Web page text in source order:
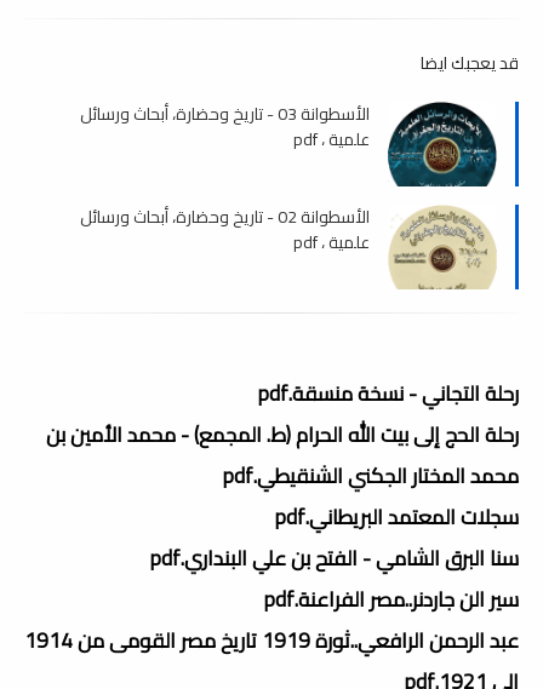
قد يعجبك ايضا
الأسطوانة 03 - تاريخ وحضارة، أبحاث ورسائل
علمية ، pdf
الأسطوانة 02 - تاريخ وحضارة، أبحاث ورسائل
علمية ، pdf
رحلة التجاني - نسخة منسقة.pdf
رحلة الحج إلى بيت الله الحرام (ط. المجمع) - محمد الأمين بن
محمد المختار الجكني الشنقيطي.pdf
سجلات المعتمد البريطاني.pdf
سنا البرق الشامي - الفتح بن علي البنداري.pdf
سير الن جاردنر..مصر الفراعنة.pdf
عبد الرحمن الرافعي..ثورة 1919 تاريخ مصر القومى من 1914